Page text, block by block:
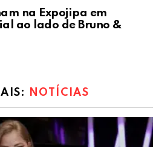
na Expojipa em
ao lado de Bruno &
NOTÍCIAS